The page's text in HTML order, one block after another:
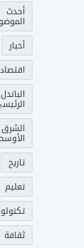
أحدث
أخبار
اقتصاد
الباندل
الشرق
تاريخ
تعليم
ثقافة